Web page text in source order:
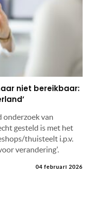
niet bereikbaar:
onderzoek van
gesteld is met het
thuisteelt i.p.v.
verandering'.
04 februari 2026